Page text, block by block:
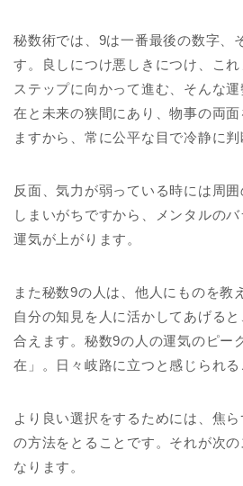
秘数術では、9は一番最後の数字、
す。良しにつけ悪しきにつけ、こ
ステップに向かって進む、そんな
在と未来の狭間にあり、物事の両
ますから、常に公平な目で冷静に判
反面、気力が弱っている時には周
しまいがちですから、メンタルの
運気が上がります。
また秘数9の人は、他人にものを教
自分の知見を人に活かしてあげる
合えます。秘数9の人の運気のピー
在」。日々岐路に立つと感じられる
より良い選択をするためには、焦
の方法をとることです。それが次
なります。